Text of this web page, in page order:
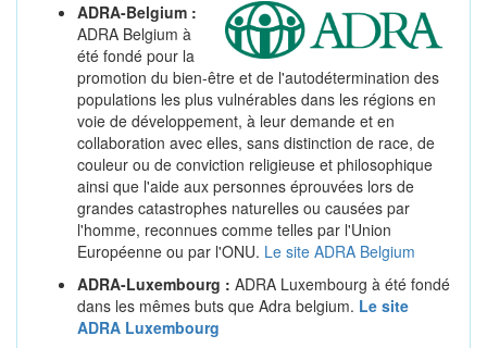
ADRA-Belgium :
ADRA Belgium à
été fondé pour la
promotion du bien-être et de l'autodétermination des
populations les plus vulnérables dans les régions en
voie de développement, à leur demande et en
collaboration avec elles, sans distinction de race, de
couleur ou de conviction religieuse et philosophique
ainsi que l'aide aux personnes éprouvées lors de
grandes catastrophes naturelles ou causées par
l'homme, reconnues comme telles par l'Union
Européenne ou par l'ONU. Le site ADRA Belgium
ADRA-Luxembourg : ADRA Luxembourg à été fondé
dans les mêmes buts que Adra belgium. Le site
ADRA Luxembourg